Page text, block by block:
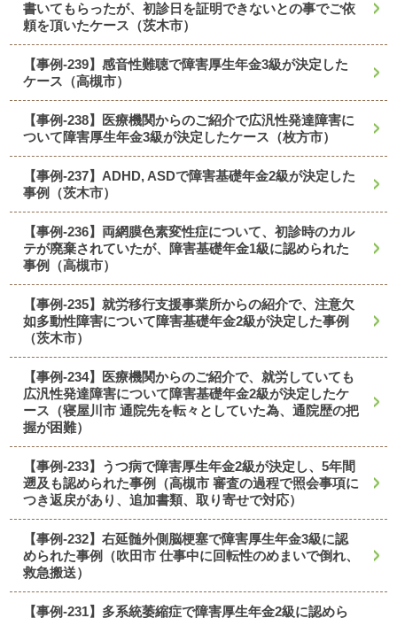
書いてもらったが、初診日を証明できないとの事でご依
頼を頂いたケース（茨木市）
【事例-239】感音性難聴で障害厚生年金3級が決定した
ケース（高槻市）
【事例-238】医療機関からのご紹介で広汎性発達障害に
ついて障害厚生年金3級が決定したケース（枚方市）
【事例-237】ADHD, ASDで障害基礎年金2級が決定した
事例（茨木市）
【事例-236】両網膜色素変性症について、初診時のカル
テが廃棄されていたが、障害基礎年金1級に認められた
事例（高槻市）
【事例-235】就労移行支援事業所からの紹介で、注意欠
如多動性障害について障害基礎年金2級が決定した事例
（茨木市）
【事例-234】医療機関からのご紹介で、就労していても
広汎性発達障害について障害基礎年金2級が決定したケ
ース（寝屋川市 通院先を転々としていた為、通院歴の把
握が困難）
【事例-233】うつ病で障害厚生年金2級が決定し、5年間
遡及も認められた事例（高槻市 審査の過程で照会事項に
つき返戻があり、追加書類、取り寄せで対応）
【事例-232】右延髄外側脳梗塞で障害厚生年金3級に認
められた事例（吹田市 仕事中に回転性のめまいで倒れ、
救急搬送）
【事例-231】多系統萎縮症で障害厚生年金2級に認めら